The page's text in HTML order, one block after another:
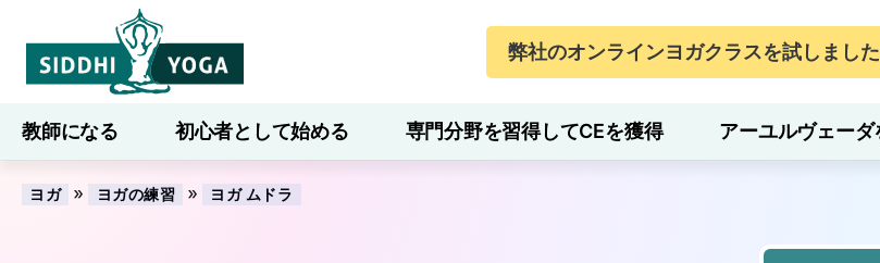
弊社のオンラインヨガクラスを試しまし
教師になる 初心者として始める 専門分野を習得してCEを獲得 アーユルヴェーダ
ブログ 学ぶ
ヨガ » ヨガの練習 » ヨガ ムドラ